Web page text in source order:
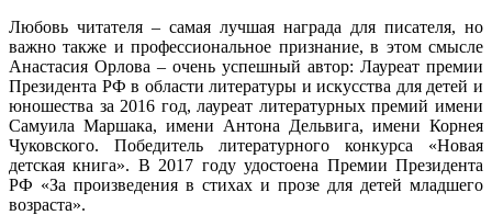
Любовь читателя – самая лучшая награда для писателя, но
важно также и профессиональное признание, в этом смысле
Анастасия Орлова – очень успешный автор: Лауреат премии
Президента РФ в области литературы и искусства для детей и
юношества за 2016 год, лауреат литературных премий имени
Самуила Маршака, имени Антона Дельвига, имени Корнея
Чуковского. Победитель литературного конкурса «Новая
детская книга». В 2017 году удостоена Премии Президента
РФ «За произведения в стихах и прозе для детей младшего
возраста».